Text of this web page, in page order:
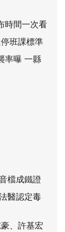
時間一次看
班課標準
率曝 一縣
檔成鐵證
醫認定毒
、許基宏